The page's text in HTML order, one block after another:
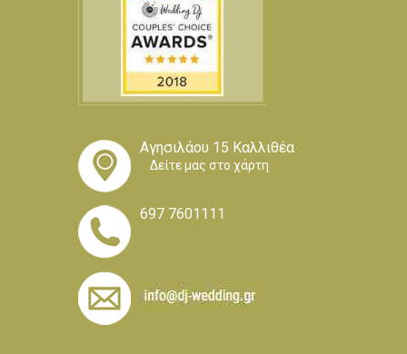
Αγησιλάου 15 Καλλιθέα
Δείτε μας στο χάρτη
697 7601111